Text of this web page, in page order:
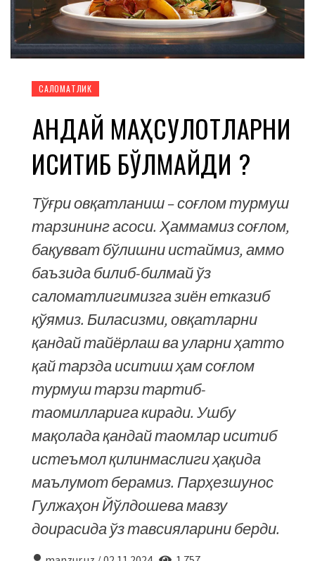
CАЛОМАТЛИК
ҚАНДАЙ МАҲСУЛОТЛАРНИ
ИСИТИБ БЎЛМАЙДИ ?
Тўғри овқатланиш – соғлом турмуш
тарзининг асоси. Ҳаммамиз соғлом,
бақувват бўлишни истаймиз, аммо
баъзида билиб-билмай ўз
саломатлигимизга зиён етказиб
қўямиз. Биласизми, овқатларни
қандай тайёрлаш ва уларни ҳатто
қай тарзда иситиш ҳам соғлом
турмуш тарзи тартиб-
таомилларига киради. Ушбу
мақолада қандай таомлар иситиб
истеъмол қилинмаслиги ҳақида
маълумот берамиз. Парҳезшунос
Гулжаҳон Йўлдошева мавзу
доирасида ўз тавсияларини берди.